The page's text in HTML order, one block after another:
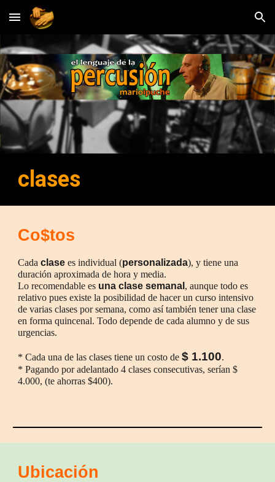
Skip to main content Skip to navigation
clases
Co$tos
Cadaclase es individual (personalizada), y tiene una
duración aproximada de hora y media.
Lo recomendable es una clase semanal , aunque todo es
relativo pues existe la posibilidad de hacer un curso intensivo
de varias clases por semana, como así también tener una clase
en forma quincenal. Todo depende de cada alumno y de sus
urgencias.
* Cada una de las clases tiene un costo de$ 1.100.
* Pagando por adelantado 4 clases consecutivas, serían $
4.000, (te ahorras $400).
Ubicación